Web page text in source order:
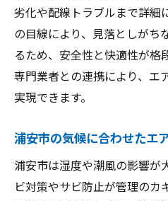
劣化や配線トラブルまで詳細
の目線により、見落としがち
るため、安全性と快適性が格
専門業者との連携により、エ
実現できます。
浦安市の気候に合わせたエ
浦安市は湿度や潮風の影響が
ビ対策やサビ防止が管理のカ